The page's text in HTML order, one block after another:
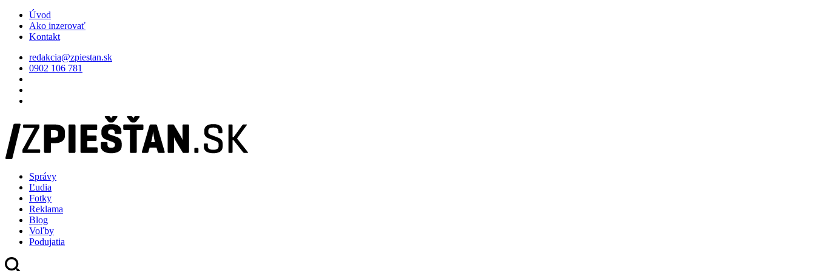
Úvod
Ako inzerovať
Kontakt
redakcia@zpiestan.sk
0902 106 781
Správy
Ľudia
Fotky
Reklama
Blog
Voľby
Podujatia